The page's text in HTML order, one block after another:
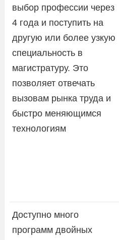
выбор профессии через
4 года и поступить на
другую или более узкую
специальность в
магистратуру. Это
позволяет отвечать
вызовам рынка труда и
быстро меняющимся
технологиям
Доступно много
программ двойных